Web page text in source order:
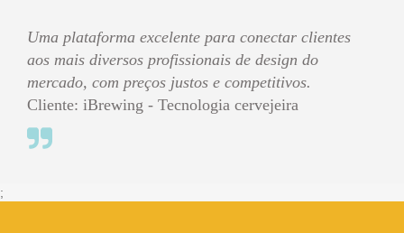
Uma plataforma excelente para conectar clientes
aos mais diversos profissionais de design do
mercado, com preços justos e competitivos.
Cliente: iBrewing - Tecnologia cervejeira
;